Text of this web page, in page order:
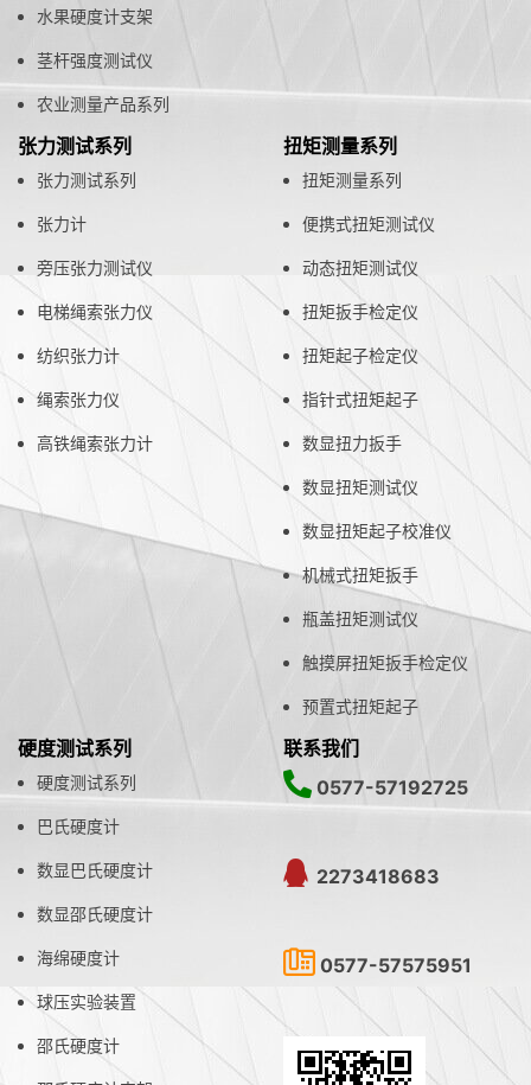
水果硬度计支架
茎杆强度测试仪
农业测量产品系列
张力测试系列
张力测试系列
张力计
旁压张力测试仪
电梯绳索张力仪
纺织张力计
绳索张力仪
高铁绳索张力计
扭矩测量系列
扭矩测量系列
便携式扭矩测试仪
动态扭矩测试仪
扭矩扳手检定仪
扭矩起子检定仪
指针式扭矩起子
数显扭力扳手
数显扭矩测试仪
数显扭矩起子校准仪
机械式扭矩扳手
瓶盖扭矩测试仪
触摸屏扭矩扳手检定仪
预置式扭矩起子
硬度测试系列
硬度测试系列
巴氏硬度计
数显巴氏硬度计
数显邵氏硬度计
海绵硬度计
球压实验装置
邵氏硬度计
联系我们
0577-57192725
2273418683
0577-57575951